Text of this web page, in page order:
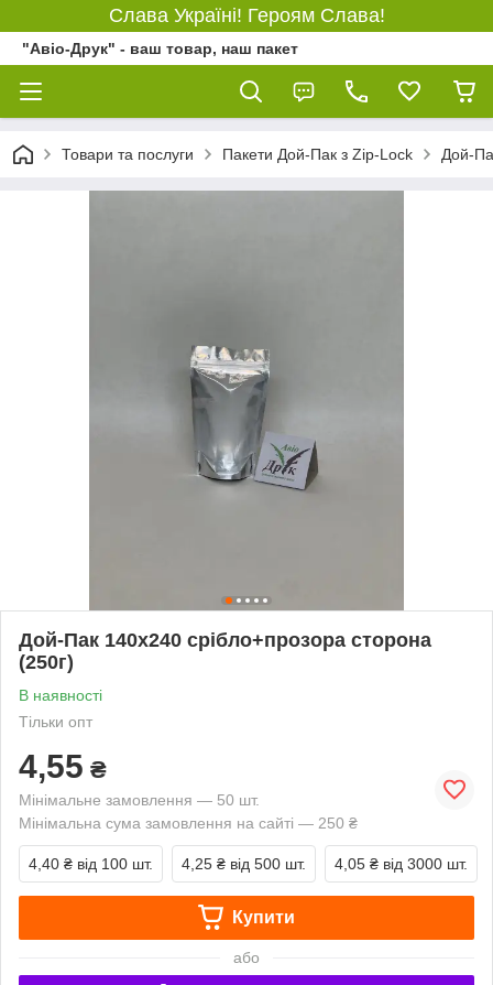
Слава Україні! Героям Слава!
"Авіо-Друк" - ваш товар, наш пакет
Товари та послуги Пакети Дой-Пак з Zip-Lock Дой-
Дой-Пак 140х240 срібло+прозора сторона
(250г)
В наявності
Тільки опт
4,55 ₴
Мінімальне замовлення — 50 шт.
Мінімальна сума замовлення на сайті — 250 ₴
4,40 ₴ від 100 шт. 4,25 ₴ від 500 шт. 4,05 ₴ від 3000 шт.
Купити
або